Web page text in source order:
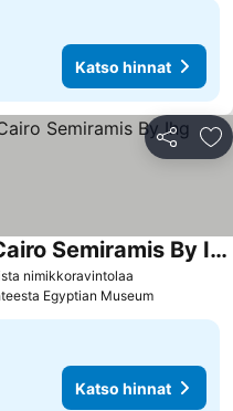
Katso hinnat
Jaa
nimikkoravintolaa
Intercontinental Hotels Cairo Semiramis By Ihg
Egyptian Museum
Katso hinnat